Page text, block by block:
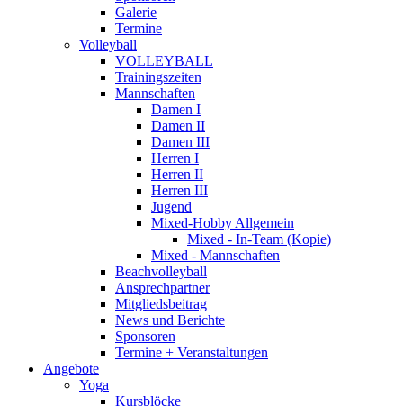
Galerie
Termine
Volleyball
VOLLEYBALL
Trainingszeiten
Mannschaften
Damen I
Damen II
Damen III
Herren I
Herren II
Herren III
Jugend
Mixed-Hobby Allgemein
Mixed - In-Team (Kopie)
Mixed - Mannschaften
Beachvolleyball
Ansprechpartner
Mitgliedsbeitrag
News und Berichte
Sponsoren
Termine + Veranstaltungen
Angebote
Yoga
Kursblöcke